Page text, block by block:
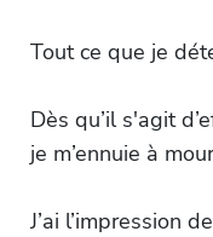
Tout ce que je
Dès qu’il s'agit
je m’ennuie à
J’ai l’impression